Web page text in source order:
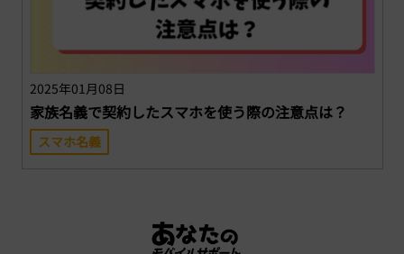
2025年01月08日
家族名義で契約したスマホを使う際の注意点は？
スマホ名義